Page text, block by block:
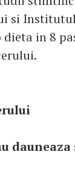
si
in 8